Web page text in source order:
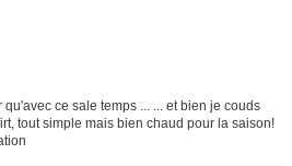
ce sale temps ... ... et bien je couds
tout simple mais bien chaud pour la saison!